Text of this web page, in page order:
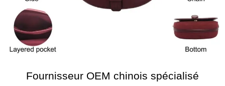
Fournisseur OEM chinois spécialisé